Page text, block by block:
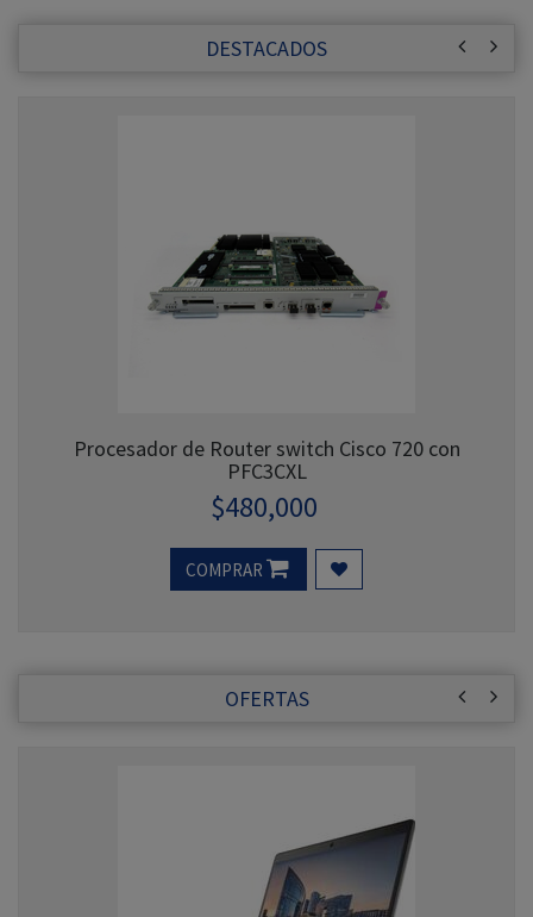
DESTACADOS
Procesador de Router switch Cisco 720 con
PFC3CXL
$480,000
COMPRAR
OFERTAS